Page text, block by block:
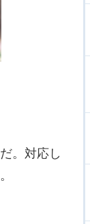
。対応し